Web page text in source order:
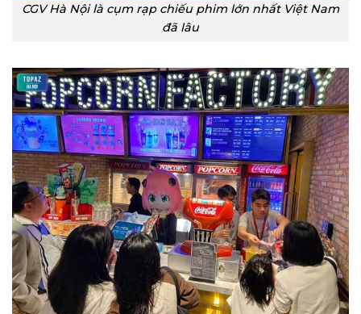
CGV Hà Nội là cụm rạp chiếu phim lớn nhất Việt Nam
đã lâu